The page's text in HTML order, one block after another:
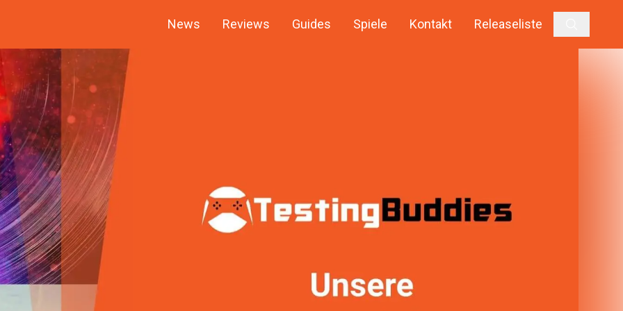
News Reviews Guides Spiele Kontakt Releaseliste